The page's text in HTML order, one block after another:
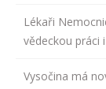
Lékaři
vědeckou práci
Vysočina má